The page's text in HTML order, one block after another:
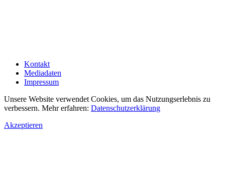
Kontakt
Mediadaten
Impressum
Unsere Website verwendet Cookies, um das Nutzungserlebnis zu
verbessern. Mehr erfahren: Datenschutzerklärung
Akzeptieren